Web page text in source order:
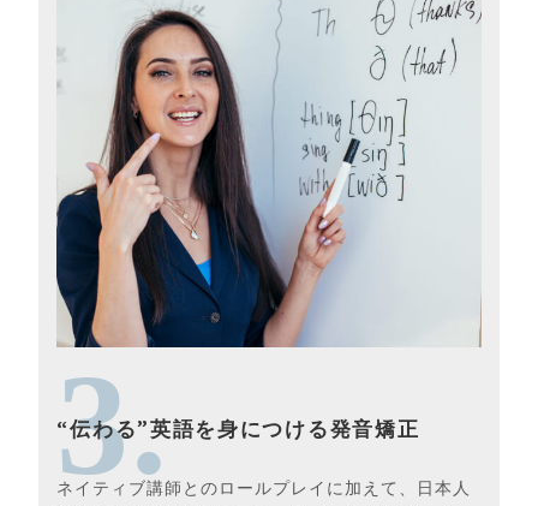
3.
“伝わる”英語を身につける発音矯正
ネイティブ講師とのロールプレイに加えて、日本人